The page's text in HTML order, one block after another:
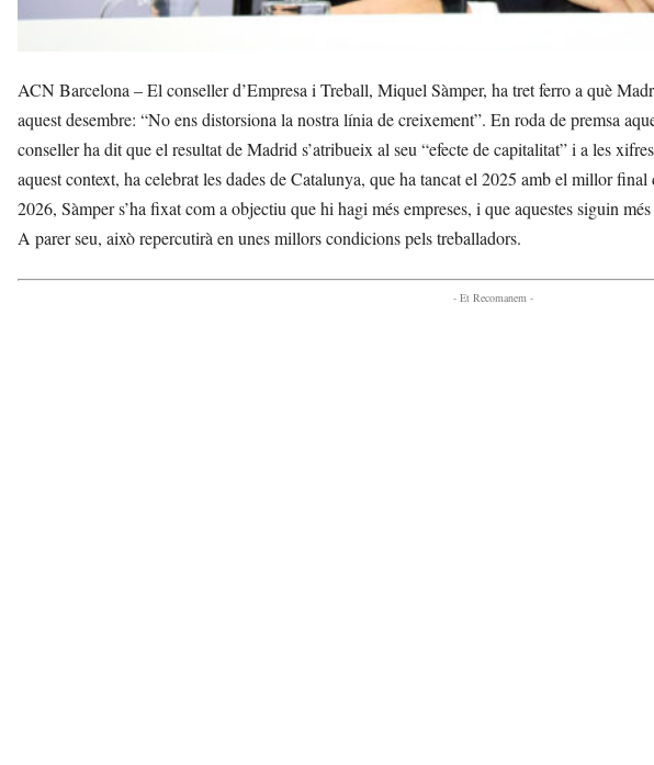
ACN Barcelona – El conseller d’Empresa i Treball, Miquel Sàmper, ha tret ferro a què
aquest desembre: “No ens distorsiona la nostra línia de creixement”. En roda de premsa
conseller ha dit que el resultat de Madrid s’atribueix al seu “efecte de capitalitat” i a les
aquest context, ha celebrat les dades de Catalunya, que ha tancat el 2025 amb el millor
2026, Sàmper s’ha fixat com a objectiu que hi hagi més empreses, i que aquestes siguin
A parer seu, això repercutirà en unes millors condicions pels treballadors.
- Et Recomanem -